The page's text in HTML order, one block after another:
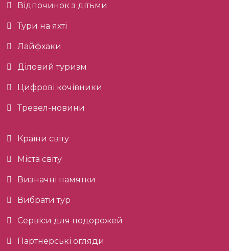
Відпочинок з дітьми
Тури на яхті
Лайфхаки
Діловий туризм
Цифрові кочівники
Тревел-новини
Країни світу
Міста світу
Визначні памятки
Вибрати тур
Сервіси для подорожей
Партнерські огляди